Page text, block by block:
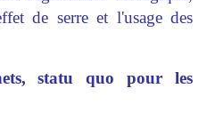
de serre et l'usage des
statu quo pour les